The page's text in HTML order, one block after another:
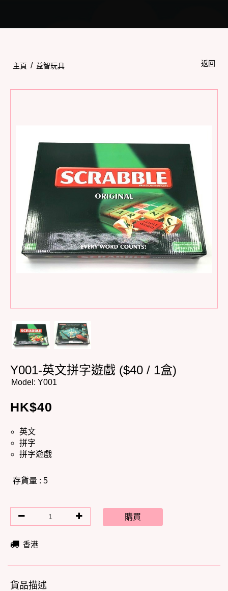
主頁 / 益智玩具 返回
Y001-英文拼字遊戲 ($40 / 1盒)
Model: Y001
HK$40
英文
拼字
拼字遊戲
存貨量 : 5
購買
香港
貨品描述